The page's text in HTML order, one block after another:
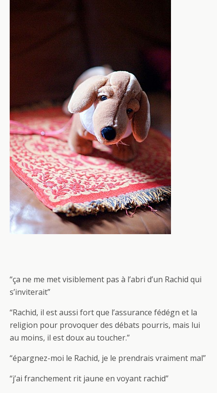
“ça ne me met visiblement pas à l’abri d’un Rachid qui
s’inviterait”
“Rachid, il est aussi fort que l’assurance fédégn et la
religion pour provoquer des débats pourris, mais lui
au moins, il est doux au toucher.”
“épargnez-moi le Rachid, je le prendrais vraiment mal”
“j’ai franchement rit jaune en voyant rachid”